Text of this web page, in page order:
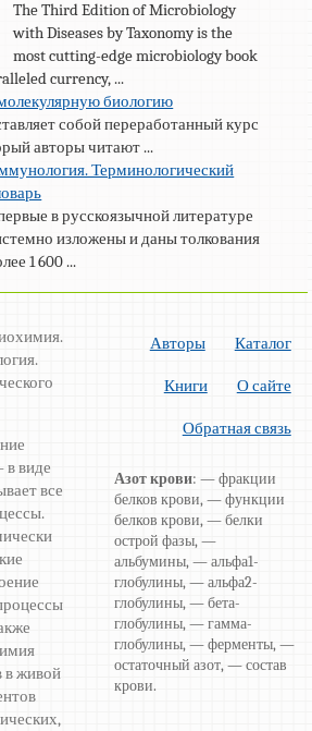
The Third Edition of Microbiology
with Diseases by Taxonomy is the
most cutting-edge microbiology book
currency, ...
биологию
собой переработанный курс
авторы читают ...
Терминологический
в русскоязычной литературе
изложены и даны толкования
1 600 ...
виде
все
в живой
Авторы Каталог
Книги О сайте
Обратная связь
Азот крови: — фракции
белков крови, — функции
белков крови, — белки
острой фазы, —
альбумины, — альфа1-
глобулины, — альфа2-
глобулины, — бета-
глобулины, — гамма-
глобулины, — ферменты, —
остаточный азот, — состав
крови.